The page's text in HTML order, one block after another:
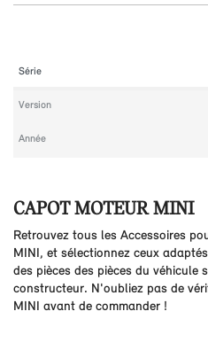
CAPOT MOTEUR MINI
Retrouvez tous les Accessoires
MINI, et sélectionnez ceux
des pièces des pièces du véhicule
constructeur. N'oubliez pas de
MINI avant de commander !